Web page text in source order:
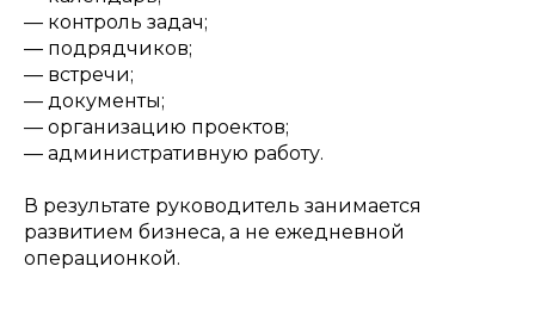
— контроль задач;
— подрядчиков;
— встречи;
— документы;
— организацию проектов;
— административную работу.
В результате руководитель занимается
развитием бизнеса, а не ежедневной
операционкой.